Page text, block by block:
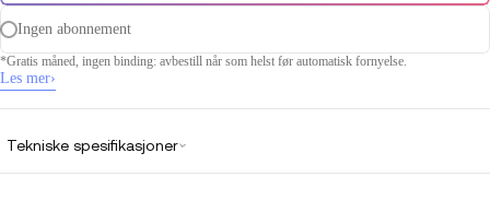
Ingen abonnement
*Gratis måned, ingen binding: avbestill når som helst før automatisk fornyelse.
Les mer›
Tekniske spesifikasjoner